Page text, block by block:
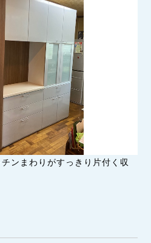
ンまわりがすっきり片付く収